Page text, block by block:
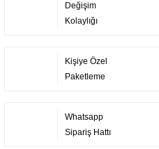
Değişim
Kolaylığı
Kişiye Özel
Paketleme
Whatsapp
Sipariş Hattı